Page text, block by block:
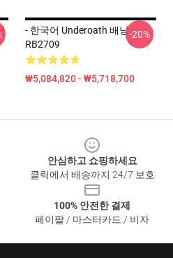
- 한국어 Underoath 배낭
RB2709
₩5,084,820 - ₩5,718,700
-20%
안심하고 쇼핑하세요
클릭에서 배송까지 24/7 보호
100% 안전한 결제
페이팔 / 마스터카드 / 비자